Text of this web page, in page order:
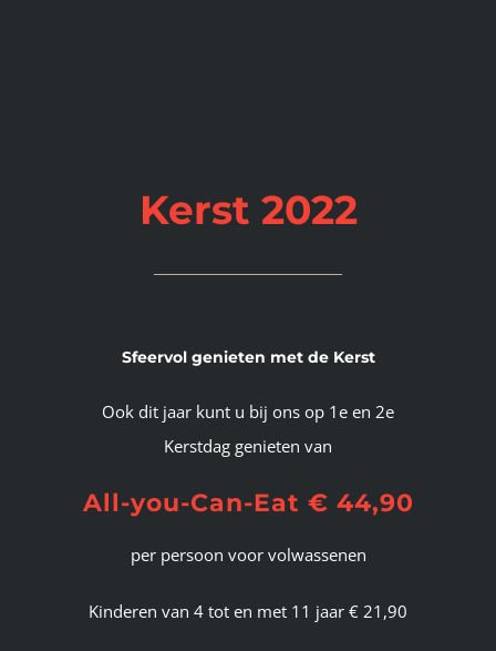
Kerst 2022
Sfeervol genieten met de Kerst
Ook dit jaar kunt u bij ons op 1e en 2e
Kerstdag genieten van
All-you-Can-Eat € 44,90
per persoon voor volwassenen
Kinderen van 4 tot en met 11 jaar € 21,90